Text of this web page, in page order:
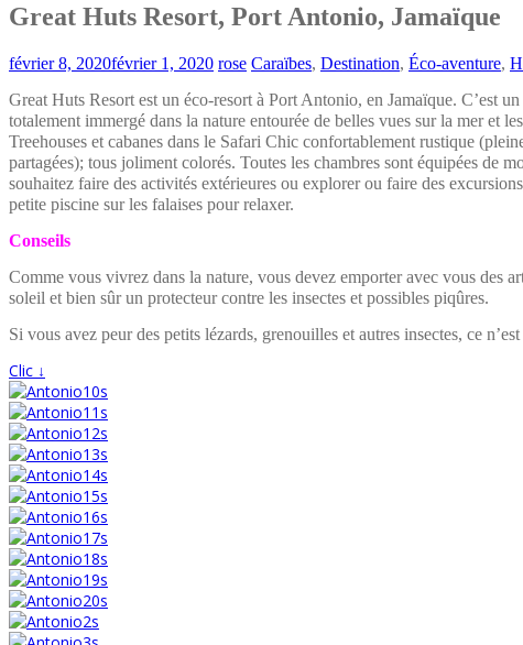
Great Huts Resort, Port Antonio, Jamaïque
février 8, 2020février 1, 2020 rose Caraïbes, Destination, Éco-aventure,
Great Huts Resort est un éco-resort à Port Antonio, en Jamaïque. C’est
totalement immergé dans la nature entourée de belles vues sur la mer et
Treehouses et cabanes dans le Safari Chic confortablement rustique
partagées); tous joliment colorés. Toutes les chambres sont équipées de
souhaitez faire des activités extérieures ou explorer ou faire des
petite piscine sur les falaises pour relaxer.
Conseils
Comme vous vivrez dans la nature, vous devez emporter avec vous des
soleil et bien sûr un protecteur contre les insectes et possibles piqûres.
Si vous avez peur des petits lézards, grenouilles et autres insectes, ce
Clic ↓